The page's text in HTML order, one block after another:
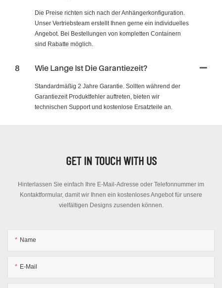
Die Preise richten sich nach der Anhängerkonfiguration.
Unser Vertriebsteam erstellt Ihnen gerne ein individuelles
Angebot. Bei Bestellungen von kompletten Containern
sind Rabatte möglich.
8 Wie Lange Ist Die Garantiezeit?
Standardmäßig 2 Jahre Garantie. Sollten während der
Garantiezeit Produktfehler auftreten, bieten wir
technischen Support und kostenlose Ersatzteile an.
GET IN TOUCH WITH US
Hinterlassen Sie einfach Ihre E-Mail-Adresse oder Telefonnummer im
Kontaktformular, damit wir Ihnen ein kostenloses Angebot für unsere
vielfältigen Designs zusenden können.
Name
E-Mail